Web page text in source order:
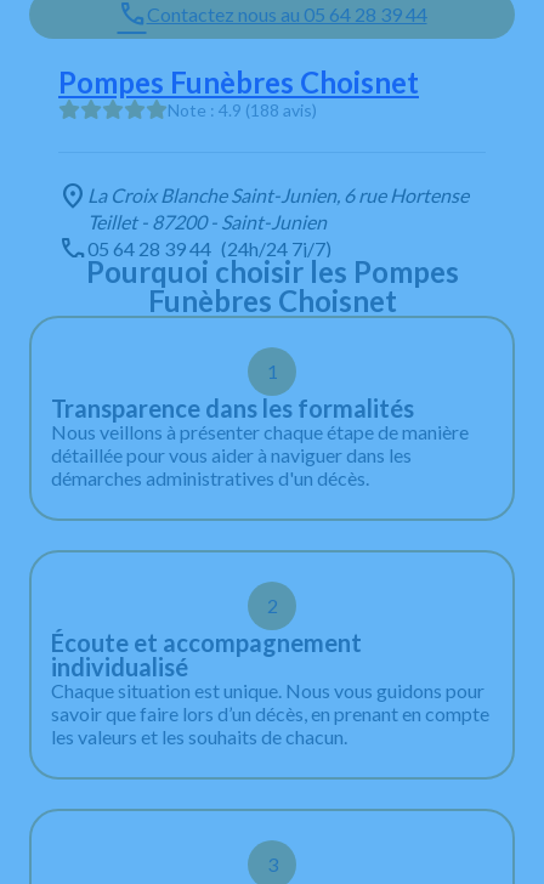
Contactez nous au 05 64 28 39 44
Pompes Funèbres Choisnet
Note : 4.9 (188 avis)
La Croix Blanche Saint-Junien, 6 rue Hortense
Teillet - 87200 - Saint-Junien
05 64 28 39 44 (24h/24 7j/7)
Numéro d’habilitation : 22-87-0011
09:00 - 12:00, 14:00 - 18:00
09:00 - 12:00, 14:00 - 17:00
Samedi et Dimanche
Fermé *
téléphonique : 05 64 28 39 44, 24h/24 - 7j/7 y
compris dimanches et jours fériés.
Pourquoi choisir les Pompes
Funèbres Choisnet
1
Transparence dans les formalités
Nous veillons à présenter chaque étape de manière
détaillée pour vous aider à naviguer dans les
démarches administratives d'un décès.
2
Écoute et accompagnement
individualisé
Chaque situation est unique. Nous vous guidons pour
savoir que faire lors d’un décès, en prenant en compte
les valeurs et les souhaits de chacun.
3